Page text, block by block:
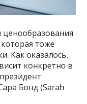
тоже
Как оказалось,
конкретно в
Бонд (Sarah